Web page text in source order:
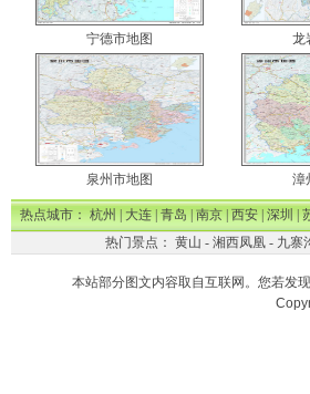
宁德市地图 龙
泉州市地图 漳
热点城市：杭州|大连|青岛|南京|西安|深圳|
热门景点： 黄山 - 湘西凤凰- 九寨
本站部分图文内容取自互联网。您若发